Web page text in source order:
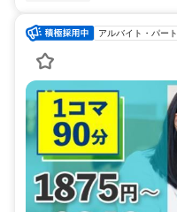
アルバイト・パート